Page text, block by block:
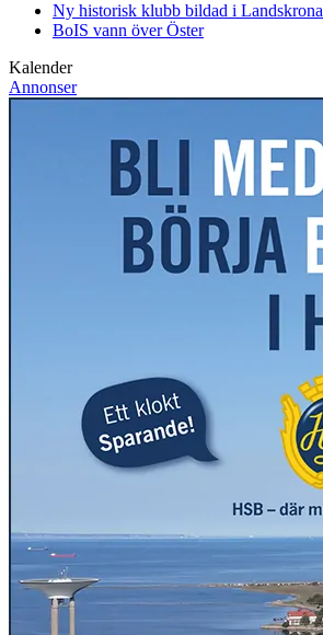
Ny historisk klubb bildad i Landskrona
BoIS vann över Öster
Kalender
Annonser